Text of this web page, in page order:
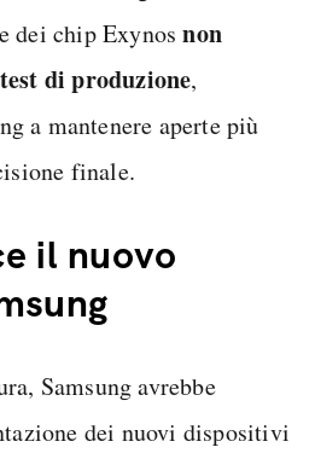
dei chip Exynosnon
di produzione,
a mantenere aperte più
finale.
il nuovo
Samsung avrebbe
dei nuovi dispositivi